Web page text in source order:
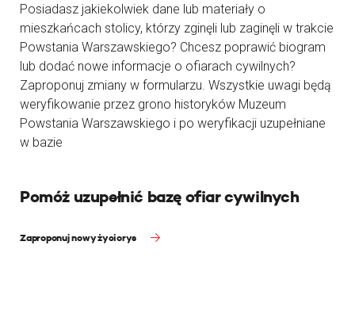
Posiadasz jakiekolwiek dane lub materiały o
mieszkańcach stolicy, którzy zginęli lub zaginęli w trakcie
Powstania Warszawskiego? Chcesz poprawić biogram
lub dodać nowe informacje o ofiarach cywilnych?
Zaproponuj zmiany w formularzu. Wszystkie uwagi będą
weryfikowanie przez grono historyków Muzeum
Powstania Warszawskiego i po weryfikacji uzupełniane
w bazie
Pomóż uzupełnić bazę ofiar cywilnych
Zaproponuj nowy życiorys